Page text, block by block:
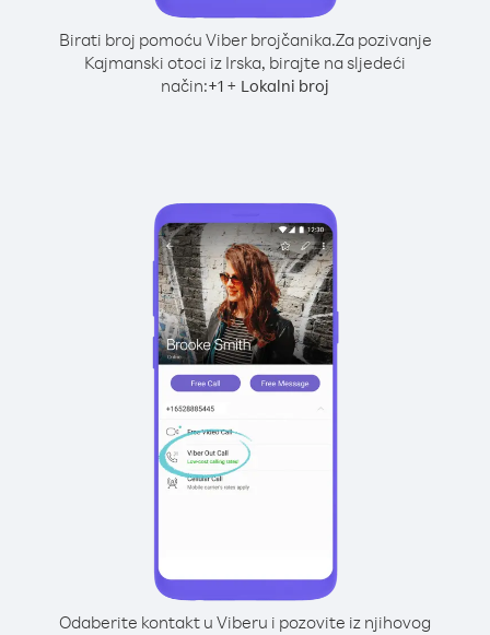
Birati broj pomoću Viber brojčanika.Za pozivanje
Kajmanski otoci iz Irska, birajte na sljedeći
način:+1 + Lokalni broj
Odaberite kontakt u Viberu i pozovite iz njihovog